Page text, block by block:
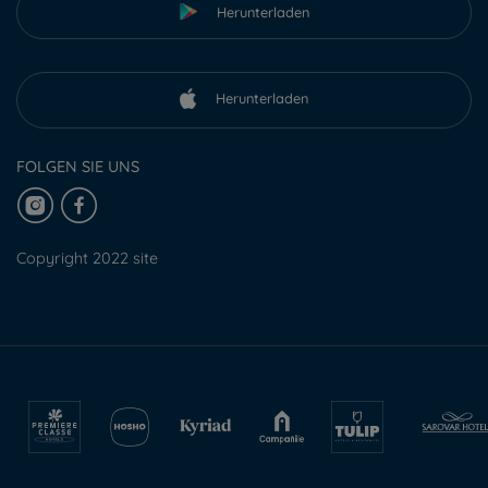
Herunterladen
Herunterladen
FOLGEN SIE UNS
Copyright 2022 site